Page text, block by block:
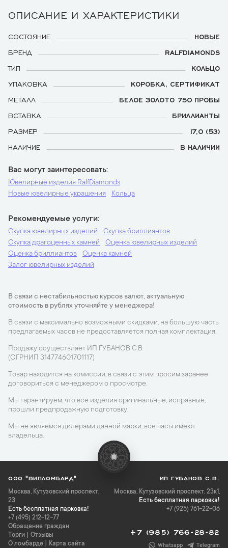
ОПИСАНИЕ И ХАРАКТЕРИСТИКИ
СОСТОЯНИЕ
НОВЫЕ
БРЕНД
RALFDIAMONDS
ТИП
КОЛЬЦО
УПАКОВКА
КОРОБКА, СЕРТИФИКАТ
МЕТАЛЛ
БЕЛОЕ ЗОЛОТО 750 ПРОБЫ
ВСТАВКА
БРИЛЛИАНТЫ
РАЗМЕР
17,0 (53)
НАЛИЧИЕ
В НАЛИЧИИ
Вас могут заинтересовать
Ювелирные изделия RalfDiamonds
Новые ювелирные украшения
Кольца
Рекомендуемые услуги
Скупка ювелирных изделий
Скупка бриллиантов
Скупка драгоценных камней
Оценка ювелирных изделий
Оценка бриллиантов
Оценка камней
Залог ювелирных изделий
В связи с нестабильностью курсов валют, актуальную
стоимость в рублях уточняйте у менеджера!
В связи с максимально возможными скидками, на большую часть
предлагаемых часов не предоставляется полная комплектация.
Продажу осуществляет ИП ГУБАНОВ С.В.
(ОГРНИП 314774601701117)
Товар находится на комиссии, в связи с этим просим заранее
договориться с менеджером о просмотре.
Мы гарантируем, что все изделия оригинальные, исправные,
прошли предпродажную подготовку.
Мы не являемся дилерами данной марки, все часы имеют
владельца.
ООО "ВИПЛОМБАРД"
Москва, Кутузовский проспект,
23
Есть бесплатная парковка!
+7 (495) 212-12-77
Обращение граждан
Торги
Отзывы
О ломбарде
Карта сайта
ИП ГУБАНОВ С.В.
Москва, Кутузовский проспект, 23к1,
Есть бесплатная парковка!
+7 (925) 761-22-06
+7 (985) 766-28-82
Whatsapp Telegram